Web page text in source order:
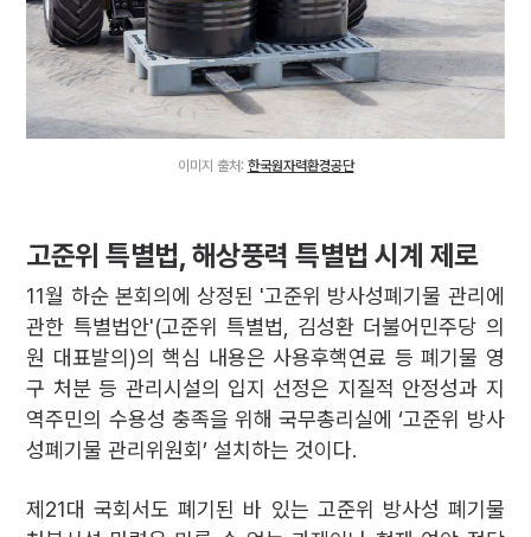
이미지 출처: 한국원자력환경공단
고준위 특별법, 해상풍력 특별법 시계 제로
11월 하순 본회의에 상정된 '고준위 방사성폐기물 관리에
관한 특별법안'(고준위 특별법, 김성환 더불어민주당 의
원 대표발의)의 핵심 내용은 사용후핵연료 등 폐기물 영
구 처분 등 관리시설의 입지 선정은 지질적 안정성과 지
역주민의 수용성 충족을 위해 국무총리실에 ‘고준위 방사
성폐기물 관리위원회’ 설치하는 것이다.
제21대 국회서도 폐기된 바 있는 고준위 방사성 폐기물